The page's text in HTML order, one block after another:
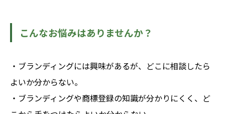
こんなお悩みはありませんか？
・ブランディングには興味があるが、どこに相談したら
よいか分からない。
・ブランディングや商標登録の知識が分かりにくく、ど